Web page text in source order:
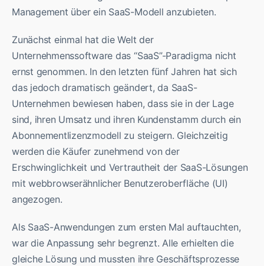
Management über ein SaaS-Modell anzubieten.
Zunächst einmal hat die Welt der
Unternehmenssoftware das “SaaS”-Paradigma nicht
ernst genommen. In den letzten fünf Jahren hat sich
das jedoch dramatisch geändert, da SaaS-
Unternehmen bewiesen haben, dass sie in der Lage
sind, ihren Umsatz und ihren Kundenstamm durch ein
Abonnementlizenzmodell zu steigern. Gleichzeitig
werden die Käufer zunehmend von der
Erschwinglichkeit und Vertrautheit der SaaS-Lösungen
mit webbrowserähnlicher Benutzeroberfläche (UI)
angezogen.
Als SaaS-Anwendungen zum ersten Mal auftauchten,
war die Anpassung sehr begrenzt. Alle erhielten die
gleiche Lösung und mussten ihre Geschäftsprozesse